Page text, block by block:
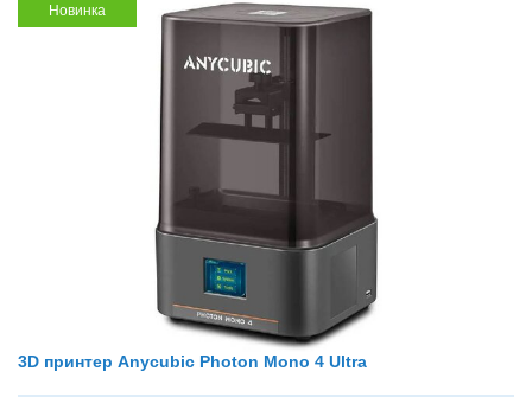
Новинка
3D принтер Anycubic Photon Mono 4 Ultra